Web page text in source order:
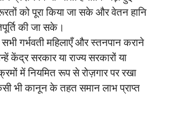
को पूरा किया जा सके और वेतन हानि
की जा सके।
सभी गर्भवती महिलाएँ और स्तनपान कराने
केंद्र सरकार या राज्य सरकारों या
में नियमित रूप से रोज़गार पर रखा
भी कानून के तहत समान लाभ प्राप्त